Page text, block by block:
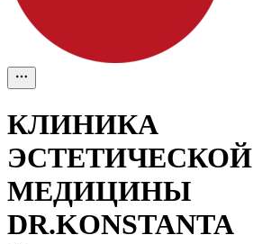
КЛИНИКА
ЭСТЕТИЧЕСКОЙ
МЕДИЦИНЫ
DR.KONSTANTA